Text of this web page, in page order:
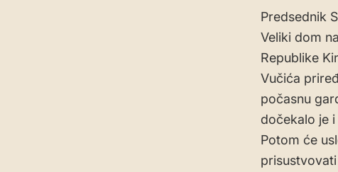
Predsednik
Veliki dom
Republike
Vučića
počasnu
dočekalo je
Potom će